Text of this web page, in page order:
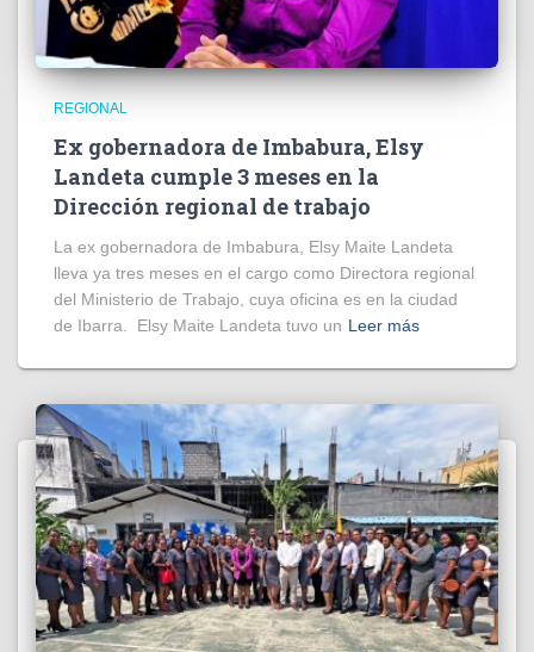
REGIONAL
Ex gobernadora de Imbabura, Elsy
Landeta cumple 3 meses en la
Dirección regional de trabajo
La ex gobernadora de Imbabura, Elsy Maite Landeta
lleva ya tres meses en el cargo como Directora regional
del Ministerio de Trabajo, cuya oficina es en la ciudad
de Ibarra. Elsy Maite Landeta tuvo un Leer más